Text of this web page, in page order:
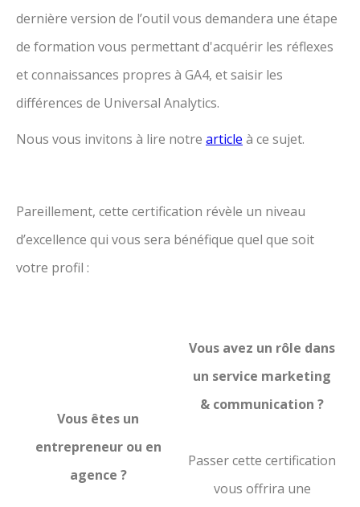
dernière version de l’outil vous demandera une étape
de formation vous permettant d'acquérir les réflexes
et connaissances propres à GA4, et saisir les
différences de Universal Analytics.
Nous vous invitons à lire notre article à ce sujet.
Pareillement, cette certification révèle un niveau
d’excellence qui vous sera bénéfique quel que soit
votre profil :
Vous êtes un
entrepreneur ou en
agence ?
Vous avez un rôle dans
un service marketing
& communication ?
Passer cette certification
vous offrira une